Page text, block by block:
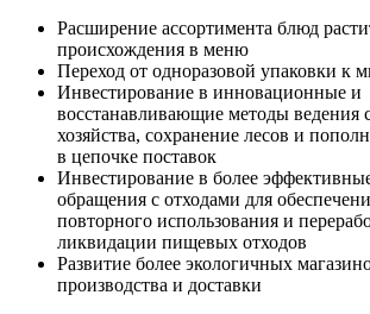
Расширение ассортимента блюд
происхождения в меню
Переход от одноразовой упаковки к
Инвестирование в инновационные и
восстанавливающие методы ведения
хозяйства, сохранение лесов и
в цепочке поставок
Инвестирование в более
обращения с отходами для
повторного использования и
ликвидации пищевых отходов
Развитие более экологичных
производства и доставки